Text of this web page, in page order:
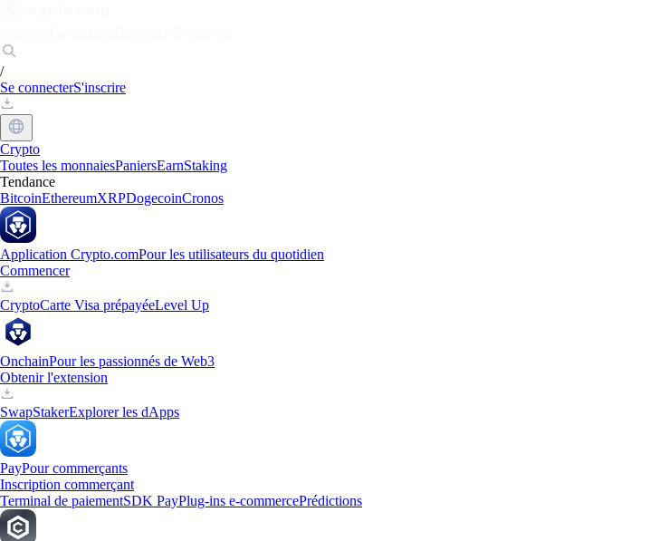
/
Se connecterS'inscrire
Crypto
Toutes les monnaiesPaniersEarnStaking
Tendance
BitcoinEthereumXRPDogecoinCronos
Application Crypto.comPour les utilisateurs du quotidien
Commencer
CryptoCarte Visa prépayéeLevel Up
OnchainPour les passionnés de Web3
Obtenir l'extension
SwapStakerExplorer les dApps
PayPour commerçants
Inscription commerçant
Terminal de paiementSDK PayPlug-ins e-commercePrédictions